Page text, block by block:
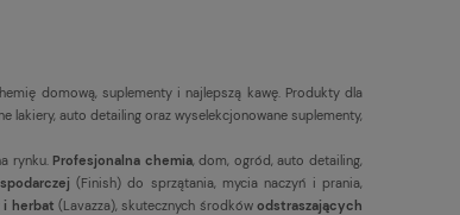
domową, suplementy i najlepszą kawę. Produkty dla
auto detailing oraz wyselekcjonowane suplementy,
rynku. Profesjonalna chemia, dom, ogród, auto detailing,
(Finish) do sprzątania, mycia naczyń i prania,
i herbat (Lavazza), skutecznych środkówodstraszających